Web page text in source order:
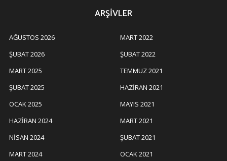
ARŞIVLER
AĞUSTOS 2026
ŞUBAT 2026
MART 2025
ŞUBAT 2025
OCAK 2025
HAZIRAN 2024
NISAN 2024
MART 2024
MART 2022
ŞUBAT 2022
TEMMUZ 2021
HAZIRAN 2021
MAYIS 2021
MART 2021
ŞUBAT 2021
OCAK 2021